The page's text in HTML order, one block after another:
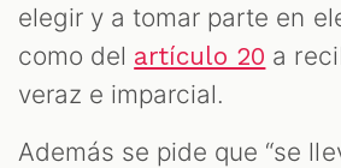
elegir y a tomar parte en
como del artículo 20 a
veraz e imparcial.
Además se pide que “se